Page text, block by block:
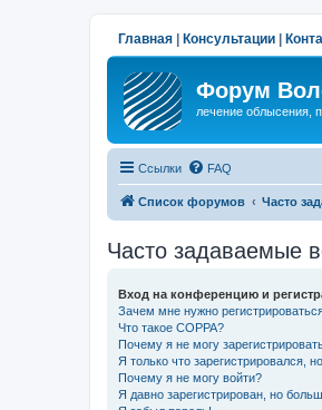
Главная Консультации
Форум
лечение облысения,
Ссылки FAQ
Список форумов Часто
Часто задаваемые
Вход на конференцию и
Зачем мне нужно
Что такое COPPA?
Почему я не могу
Я только что зарегистрировался,
Почему я не могу войти?
Я давно зарегистрирован, но